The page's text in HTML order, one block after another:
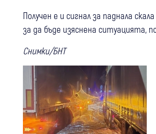
Получен е и сигнал за паднала
за да бъде изяснена ситуацията,
Снимки/БНТ